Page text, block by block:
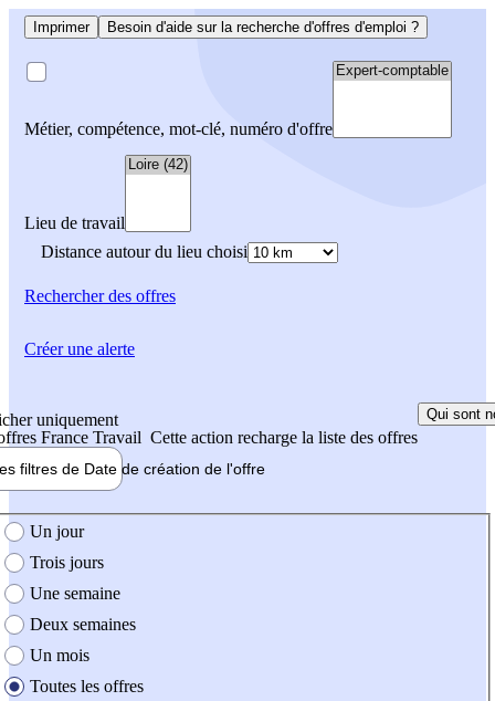
Imprimer Besoin d'aide sur la recherche d'offres d'emploi ?
Métier, compétence, mot-clé, numéro d'offre
Lieu de travail
Distance autour du lieu choisi
Rechercherdes offres
uniquement
France Travail Cette action recharge la liste des offres
Qui sont
filtres de Date de création de l'offre
création de l'offre
Un jour
Trois jours
Une semaine
Deux semaines
Un mois
Toutes les offres
Créer une alerte